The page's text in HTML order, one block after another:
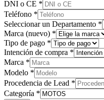
DNI o CE *
Teléfono *
Seleccionar un Departamento *
Marca (nuevo) *
Tipo de pago *
Intención de compra *
Marca *
Modelo *
Procedencia de Lead *
Categoría *